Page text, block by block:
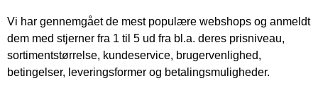
Vi har gennemgået de mest populære webshops og anmeldt
dem med stjerner fra 1 til 5 ud fra bl.a. deres prisniveau,
sortimentstørrelse, kundeservice, brugervenlighed,
betingelser, leveringsformer og betalingsmuligheder.